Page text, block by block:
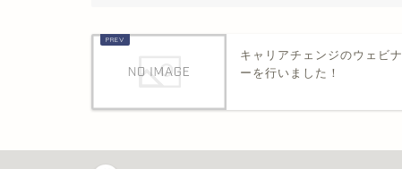
キャリアチェンジのウェビナ
ーを行いました！